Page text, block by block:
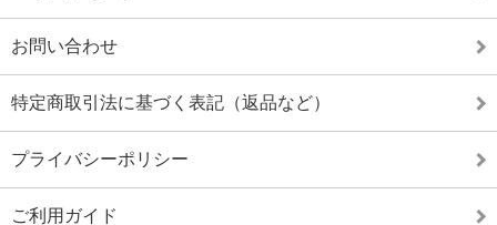
お問い合わせ
特定商取引法に基づく表記（返品など）
プライバシーポリシー
ご利用ガイド